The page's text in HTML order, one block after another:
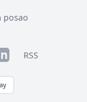
posao
RSS